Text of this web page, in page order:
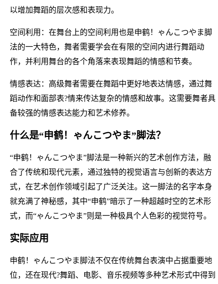
以增加舞蹈的层次感和表现力。
空间利用：在舞台上的空间利用也是申鹤！ゃんこつやま脚
法的一大特色，舞者需要学会在有限的空间内进行舞蹈动
作，并利用舞台的各个角落来表现舞蹈的情感和节奏。
情感表达：高级舞者需要在舞蹈中更好地表达情感，通过舞
蹈动作和面部表?情来传达复杂的情感和故事。这需要舞者具
备较强的情感表达能力和艺术修养。
什么是“申鹤！ゃんこつやま”脚法？
“申鹤！ゃんこつやま”脚法是一种新兴的艺术创作方法，融
合了传统和现代元素，通过独特的视觉语言与创新的表达方
式，在艺术创作领域引起了广泛关注。这一脚法的名字本身
就充满了神秘感，其中“申鹤”暗示了一种超越时空的艺术形
式，而“ゃんこつやま”则是一种极具个人色彩的视觉符号。
实际应用
申鹤！ゃんこつやま脚法不仅在传统舞台表演中占据重要地
位，还在现代?舞蹈、电影、音乐视频等多种艺术形式中得到